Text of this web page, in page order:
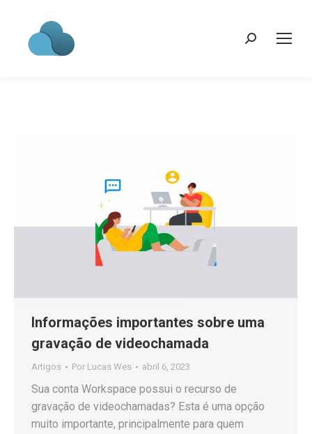
Search:
Informações importantes sobre uma
gravação de videochamada
Artigos Por Lucas Wes abril 6, 2023
Sua conta Workspace possui o recurso de
gravação de videochamadas? Esta é uma opção
muito importante, principalmente para quem